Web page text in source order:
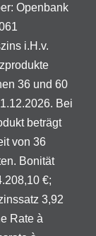
Openbank
i.H.v.
36 und 60
Bei
beträgt
von 36
Bonität
€;
3,92
Rate à